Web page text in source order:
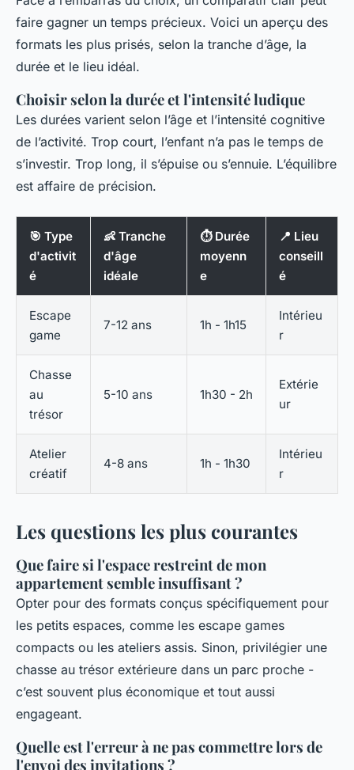
faire gagner un temps précieux. Voici un aperçu des
formats les plus prisés, selon la tranche d’âge, la
durée et le lieu idéal.
Choisir selon la durée et l'intensité ludique
Les durées varient selon l’âge et l’intensité cognitive
de l’activité. Trop court, l’enfant n’a pas le temps de
s’investir. Trop long, il s’épuise ou s’ennuie. L’équilibre
est affaire de précision.
🎯 Type
d'activit
é
👶 Tranche
d'âge
idéale
⏱️ Durée
moyenn
e
📍 Lieu
conseill
é
Escape
game
7-12 ans 1h - 1h15
Intérieu
r
Chasse
au
trésor
5-10 ans 1h30 - 2h
Extérie
ur
Atelier
créatif
4-8 ans 1h - 1h30
Intérieu
r
Les questions les plus courantes
Que faire si l'espace restreint de mon
appartement semble insuffisant ?
Opter pour des formats conçus spécifiquement pour
les petits espaces, comme les escape games
compacts ou les ateliers assis. Sinon, privilégier une
chasse au trésor extérieure dans un parc proche -
c’est souvent plus économique et tout aussi
engageant.
Quelle est l'erreur à ne pas commettre lors de
l'envoi des invitations ?